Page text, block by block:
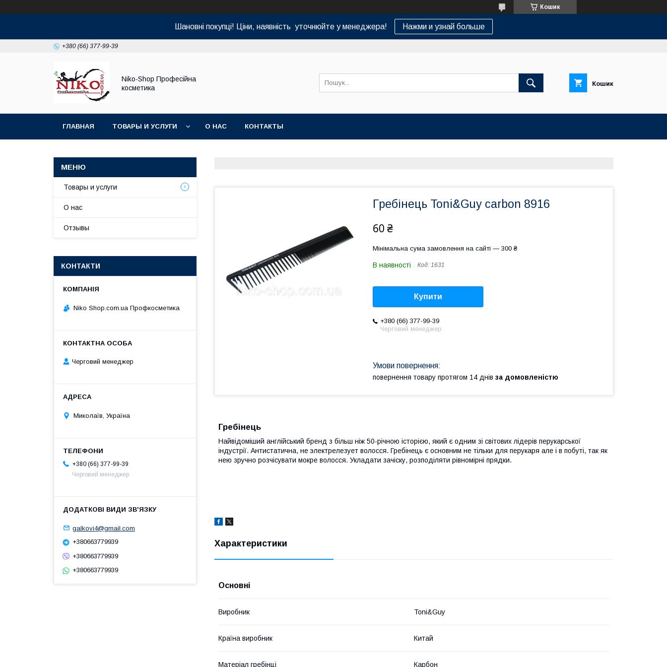
Кошик
Шановні покупці! Ціни, наявність уточнюйте у менеджера! Нажми и узнай больше
+380 (66) 377-99-39
Niko-Shop Професійна
косметика
Кошик
ГЛАВНАЯ ТОВАРЫ И УСЛУГИ О НАС КОНТАКТЫ
Гребінець Toni&Guy carbon 8916
60 ₴
Мінімальна сума замовлення на сайті — 300 ₴
В наявності Код: 1631
Купити
+380 (66) 377-99-39
Черговий менеджер
повернення товару протягом 14 днів за домовленістю
Гребінець
Найвідоміший англійський бренд з більш ніж 50-річною історією, який є одним зі світових лідерів перукарської
індустрії. Антистатична, не электрелезует волосся. Гребінець є основним не тільки для перукаря але і в побуті, так як
нею зручно розчісувати мокре волосся. Укладати зачіску, розподіляти рівномірні прядки.
Характеристики
Основні
Виробник Toni&Guy
Країна виробник Китай
Матеріал гребінці Карбон
Товары и услуги
О нас
Отзывы
КОНТАКТИ
Niko Shop.com.ua Профкосметика
Черговий менеджер
Миколаїв, Україна
+380 (66) 377-99-39
Черговий менеджер
galkovi4@gmail.com
+380663779939
+380663779939
+380663779939